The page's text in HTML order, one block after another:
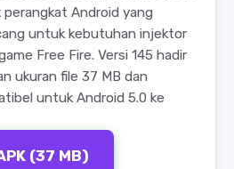
Android yang
untuk kebutuhan injektor
Free Fire. Versi 145 hadir
ukuran file 37 MB dan
untuk Android 5.0 ke
(37 MB)